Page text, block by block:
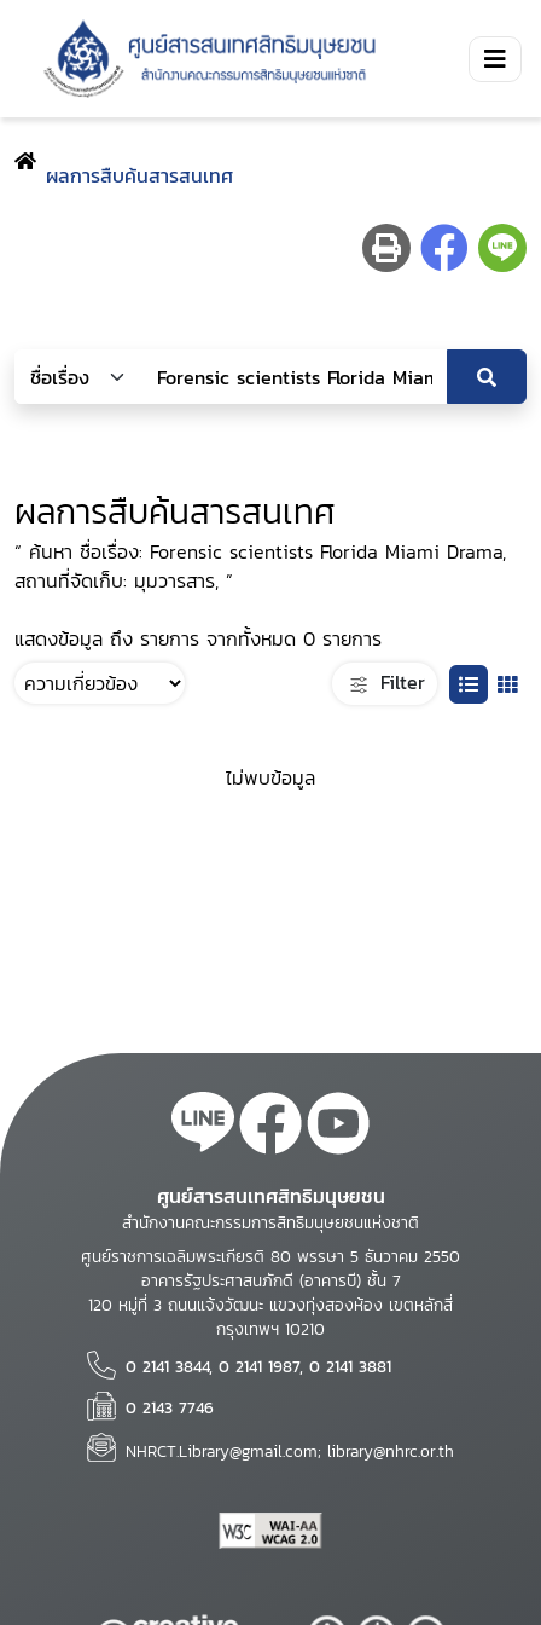
ผลการสืบค้นสารสนเทศ
ผลการสืบค้นสารสนเทศ
“ ค้นหา ชื่อเรื่อง: Forensic scientists Florida Miami Drama,
สถานที่จัดเก็บ: มุมวารสาร, ”
แสดงข้อมูล ถึง รายการ จากทั้งหมด 0 รายการ
Filter
ไม่พบข้อมูล
ศูนย์สารสนเทศสิทธิมนุษยชน
สำนักงานคณะกรรมการสิทธิมนุษยชนแห่งชาติ
ศูนย์ราชการเฉลิมพระเกียรติ 80 พรรษา 5 ธันวาคม 2550
อาคารรัฐประศาสนภักดี (อาคารบี) ชั้น 7
120 หมู่ที่ 3 ถนนแจ้งวัฒนะ แขวงทุ่งสองห้อง เขตหลักสี่
กรุงเทพฯ 10210
0 2141 3844, 0 2141 1987, 0 2141 3881
0 2143 7746
NHRCT.Library@gmail.com; library@nhrc.or.th